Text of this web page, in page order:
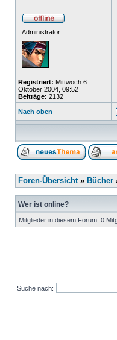
Administrator
Registriert: Mittwoch 6.
Oktober 2004, 09:52
Beiträge: 2132
Nach oben
Foren-Übersicht» Bücher
Wer ist online?
Mitglieder in diesem Forum: 0
Suche nach: